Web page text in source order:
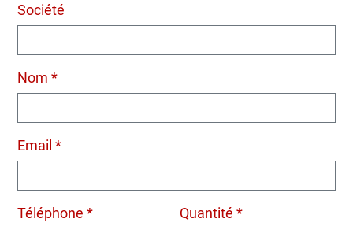
Société
Nom *
Email *
Téléphone * Quantité *